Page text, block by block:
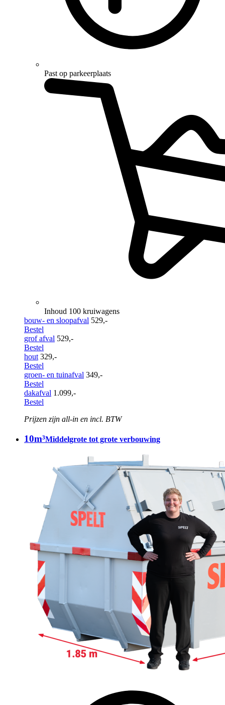
Past op parkeerplaats
Inhoud 100 kruiwagens
bouw- en sloopafval 529,-
Bestel
grof afval 529,-
Bestel
hout 329,-
Bestel
groen- en tuinafval 349,-
Bestel
dakafval 1.099,-
Bestel
Prijzen zijn all-in en incl. BTW
10m³Middelgrote tot grote verbouwing